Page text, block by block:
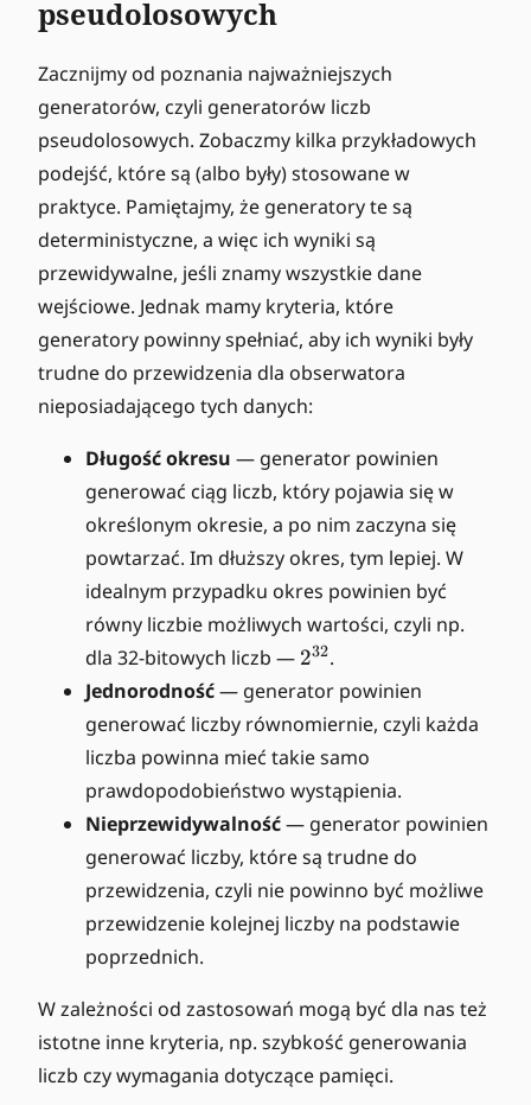
pseudolosowych
Zacznijmy od poznania najważniejszych
generatorów, czyli generatorów liczb
pseudolosowych. Zobaczmy kilka przykładowych
podejść, które są (albo były) stosowane w
praktyce. Pamiętajmy, że generatory te są
deterministyczne, a więc ich wyniki są
przewidywalne, jeśli znamy wszystkie dane
wejściowe. Jednak mamy kryteria, które
generatory powinny spełniać, aby ich wyniki były
trudne do przewidzenia dla obserwatora
nieposiadającego tych danych:
Długość okresu — generator powinien
generować ciąg liczb, który pojawia się w
określonym okresie, a po nim zaczyna się
powtarzać. Im dłuższy okres, tym lepiej. W
idealnym przypadku okres powinien być
równy liczbie możliwych wartości, czyli np.
dla 32-bitowych liczb — 2
^
3
2
}
232.
Jednorodność— generator powinien
generować liczby równomiernie, czyli każda
liczba powinna mieć takie samo
prawdopodobieństwo wystąpienia.
Nieprzewidywalność— generator powinien
generować liczby, które są trudne do
przewidzenia, czyli nie powinno być możliwe
przewidzenie kolejnej liczby na podstawie
poprzednich.
W zależności od zastosowań mogą być dla nas też
istotne inne kryteria, np. szybkość generowania
liczb czy wymagania dotyczące pamięci.